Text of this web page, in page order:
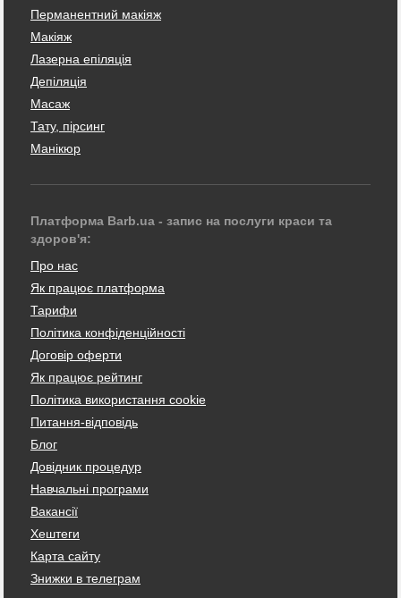
Перманентний макіяж
Макіяж
Лазерна епіляція
Депіляція
Масаж
Тату, пірсинг
Манікюр
Платформа Barb.ua - запис на послуги краси та
здоров'я:
Про нас
Як працює платформа
Тарифи
Політика конфіденційності
Договір оферти
Як працює рейтинг
Політика використання cookie
Питання-відповідь
Блог
Довідник процедур
Навчальні програми
Вакансії
Хештеги
Карта сайту
Знижки в телеграм